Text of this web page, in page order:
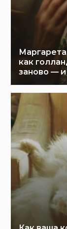
как
заново —